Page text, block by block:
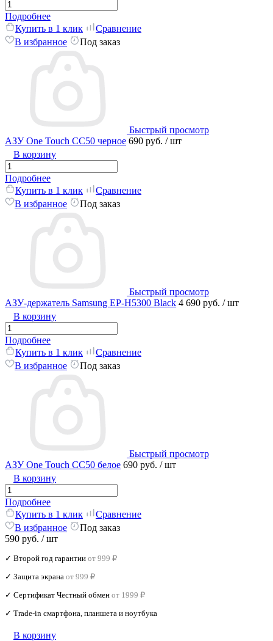
Подробнее
Купить в 1 клик
Сравнение
В избранное
Под заказ
Быстрый просмотр
АЗУ One Touch CC50 черное 690 руб. / шт
В корзину
Подробнее
Купить в 1 клик
Сравнение
В избранное
Под заказ
Быстрый просмотр
АЗУ-держатель Samsung EP-H5300 Black 4 690 руб. / шт
В корзину
Подробнее
Купить в 1 клик
Сравнение
В избранное
Под заказ
Быстрый просмотр
АЗУ One Touch CC50 белое 690 руб. / шт
В корзину
Подробнее
Купить в 1 клик
Сравнение
В избранное
Под заказ
590 руб. / шт
✓ Второй год гарантии от 999 ₽
✓ Защита экрана от 999 ₽
✓ Сертификат Честный обмен от 1999 ₽
✓ Trade‑in смартфона, планшета и ноутбука
В корзину